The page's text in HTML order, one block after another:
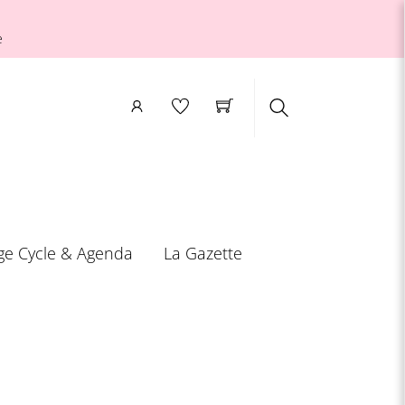
Cycle & Agenda La Gazette